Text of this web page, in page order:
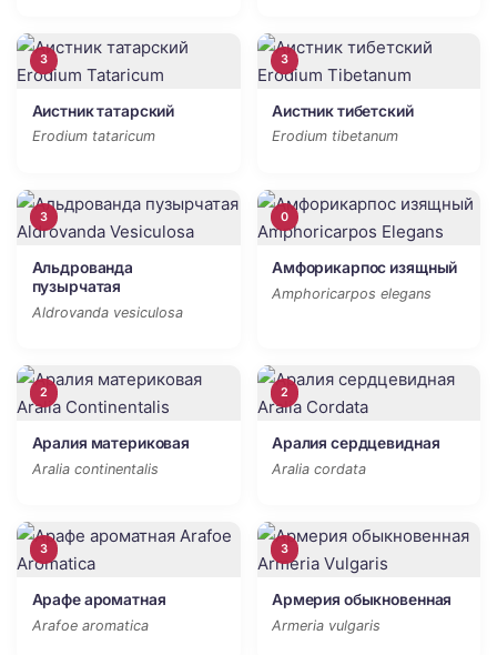
3
Аистник татарский
Erodium tataricum
3
Аистник тибетский
Erodium tibetanum
3
Альдрованда
пузырчатая
Aldrovanda vesiculosa
0
Амфорикарпос изящный
Amphoricarpos elegans
2
Аралия материковая
Aralia continentalis
2
Аралия сердцевидная
Aralia cordata
3
Арафе ароматная
Arafoe aromatica
3
Армерия обыкновенная
Armeria vulgaris